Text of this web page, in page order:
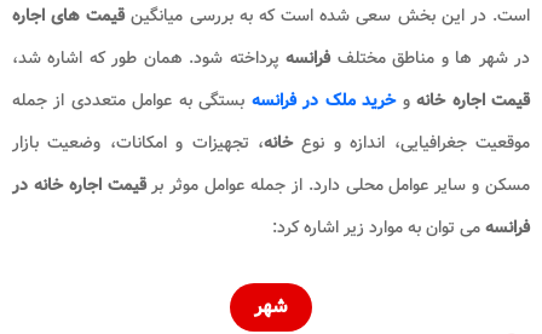
است. در این بخش سعی شده است که به بررسی میانگینقیمت های اجاره
در شهر ها و مناطق مختلففرانسه پرداخته شود. همان طور که اشاره شد،
قیمت اجاره خانهوخرید ملک در فرانسه بستگی به عوامل متعددی از جمله
موقعیت جغرافیایی، اندازه و نوعخانه، تجهیزات و امکانات، وضعیت بازار
مسکن و سایر عوامل محلی دارد. از جمله عوامل موثر برقیمت اجاره خانه در
فرانسهمی توان به موارد زیر اشاره کرد:
شهر